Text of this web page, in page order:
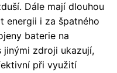
Dále mají dlouhou
energii i za špatného
baterie na
jinými zdroji ukazují,
při využití